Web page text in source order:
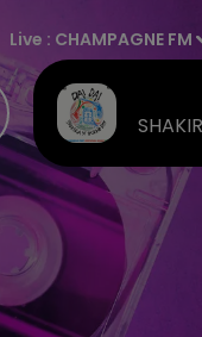
Live : CHAMPAGNE FM